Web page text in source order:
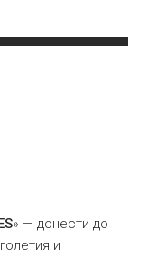
» — донести до
и